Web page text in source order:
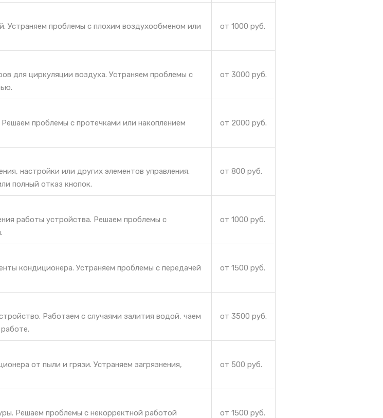
Устраняем проблемы с плохим воздухообменом или
от 1000 руб.
для циркуляции воздуха. Устраняем проблемы с
от 3000 руб.
проблемы с протечками или накоплением
от 2000 руб.
настройки или других элементов управления.
полный отказ кнопок.
от 800 руб.
работы устройства. Решаем проблемы с
от 1000 руб.
кондиционера. Устраняем проблемы с передачей
от 1500 руб.
Работаем с случаями залития водой, чаем
от 3500 руб.
от пыли и грязи. Устраняем загрязнения,
от 500 руб.
Решаем проблемы с некорректной работой
от 1500 руб.